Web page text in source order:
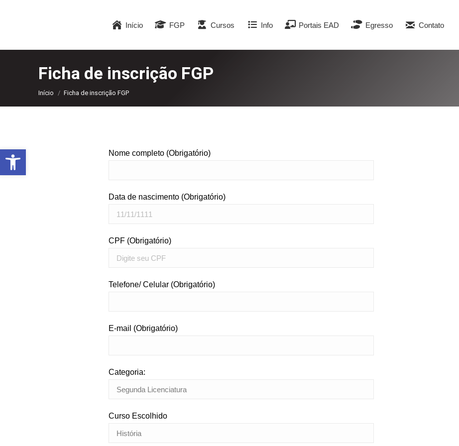
Início FGP Cursos Info Portais EAD Egresso Contato
Ficha de inscrição FGP
Você está aqui:
Início Ficha de inscrição FGP
Nome completo (Obrigatório)
Data de nascimento (Obrigatório)
CPF (Obrigatório)
Telefone/ Celular (Obrigatório)
E-mail (Obrigatório)
Categoria:
Curso Escolhido
Abrir a barra de ferramentas